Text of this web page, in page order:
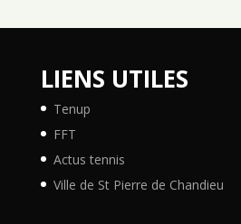
LIENS UTILES
Tenup
FFT
Actus tennis
Ville de St Pierre de Chandieu